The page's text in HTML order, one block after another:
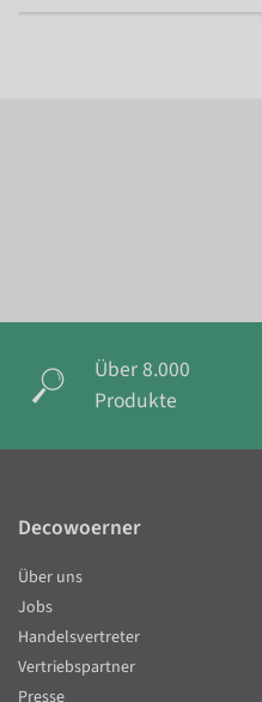
Über 8.000
Produkte
Decowoerner
Über uns
Jobs
Handelsvertreter
Vertriebspartner